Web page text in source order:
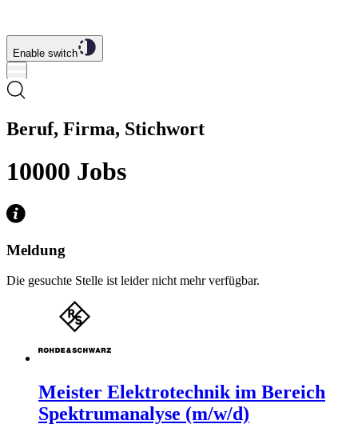
Enable switch
Beruf, Firma, Stichwort
10000 Jobs
Meldung
Die gesuchte Stelle ist leider nicht mehr verfügbar.
Meister Elektrotechnik im Bereich
Spektrumanalyse (m/w/d)